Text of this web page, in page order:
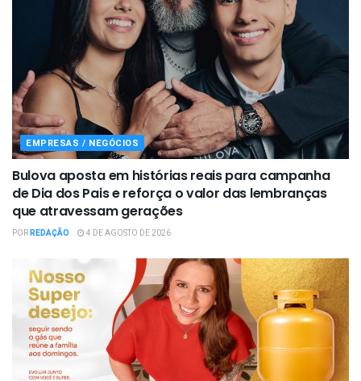
EMPRESAS / NEGÓCIOS
Bulova aposta em histórias reais para campanha
de Dia dos Pais e reforça o valor das lembranças
que atravessam gerações
PORREDAÇÃO 4 DE AGOSTO DE 2026